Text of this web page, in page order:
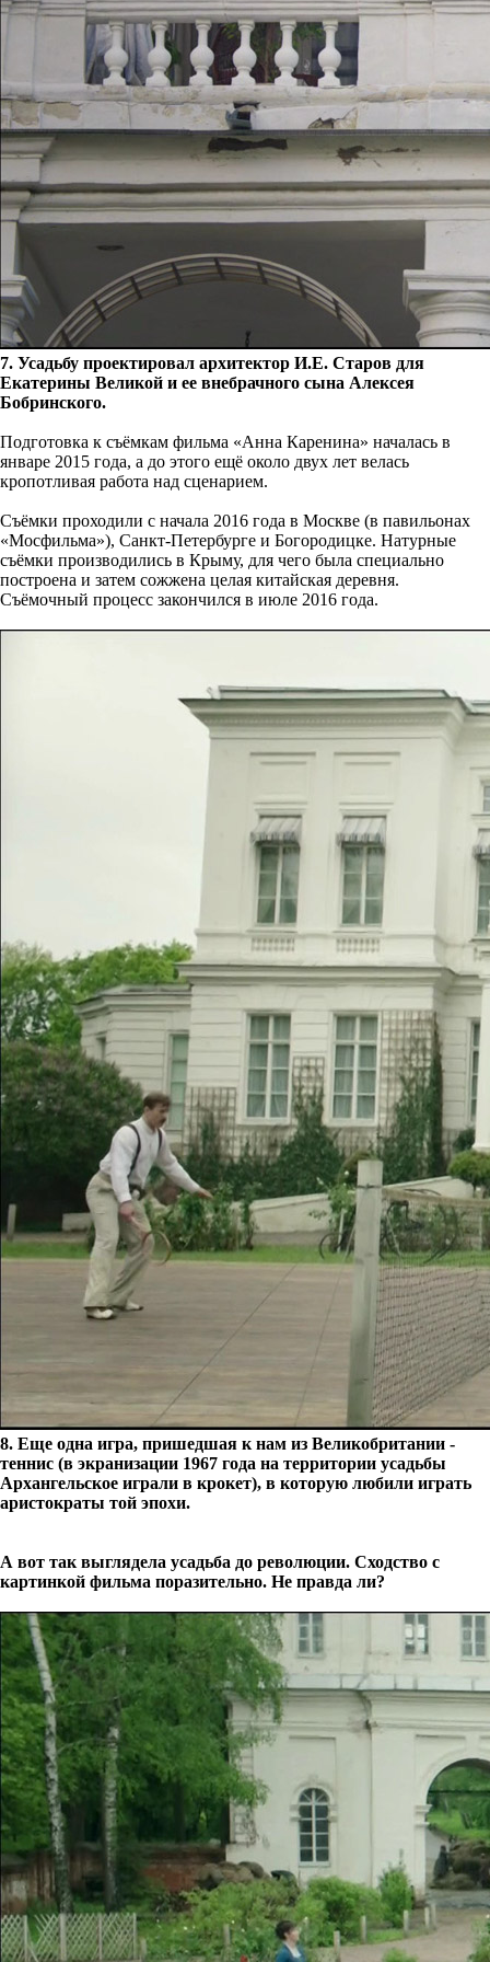
7. Усадьбу проектировал архитектор И.Е. Старов для
Екатерины Великой и ее внебрачного сына Алексея
Бобринского.
Подготовка к съёмкам фильма «Анна Каренина» началась в
январе 2015 года, а до этого ещё около двух лет велась
кропотливая работа над сценарием.
Съёмки проходили с начала 2016 года в Москве (в павильонах
«Мосфильма»), Санкт-Петербурге и Богородицке. Натурные
съёмки производились в Крыму, для чего была специально
построена и затем сожжена целая китайская деревня.
Съёмочный процесс закончился в июле 2016 года.
8. Еще одна игра, пришедшая к нам из Великобритании -
теннис (в экранизации 1967 года на территории усадьбы
Архангельское играли в крокет), в которую любили играть
аристократы той эпохи.
А вот так выглядела усадьба до революции. Сходство с
картинкой фильма поразительно. Не правда ли?